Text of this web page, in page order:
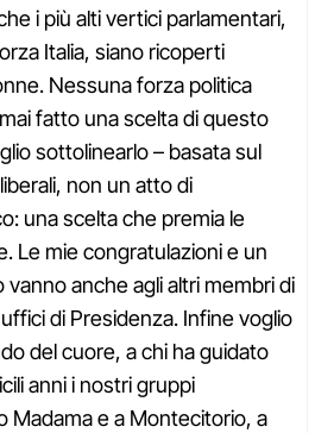
i più alti vertici parlamentari,
Italia, siano ricoperti
Nessuna forza politica
fatto una scelta di questo
sottolinearlo – basata sul
non un atto di
una scelta che premia le
Le mie congratulazioni e un
anche agli altri membri di
di Presidenza. Infine voglio
del cuore, a chi ha guidato
anni i nostri gruppi
Madama e a Montecitorio, a